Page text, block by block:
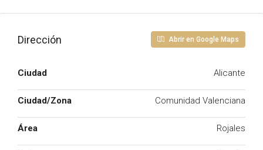
Dirección Abrir en Google Maps
Ciudad Alicante
Ciudad/Zona Comunidad Valenciana
Área Rojales